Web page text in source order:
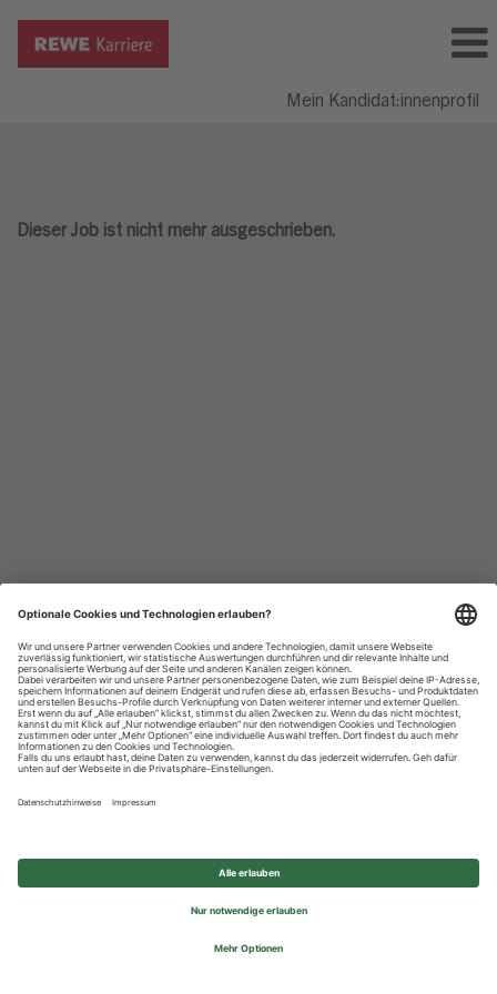
Mein Kandidat:innenprofil
Dieser Job ist nicht mehr ausgeschrieben.
Datenschutzhinweise
Impressum
Privatsphäre-Einstellungen
© 2026 REWE Group - All rights reserved